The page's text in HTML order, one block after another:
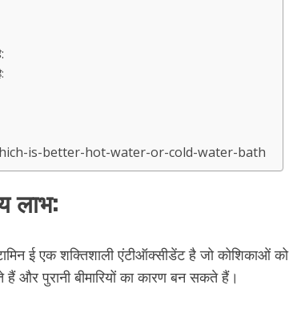
is-better-hot-water-or-cold-water-bath
लाभ:
ई एक शक्तिशाली एंटीऑक्सीडेंट है जो
और पुरानी बीमारियों का कारण बन सकते हैं।